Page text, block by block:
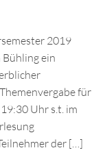
2019
Bühling ein
für
Uhr s.t. im
der […]